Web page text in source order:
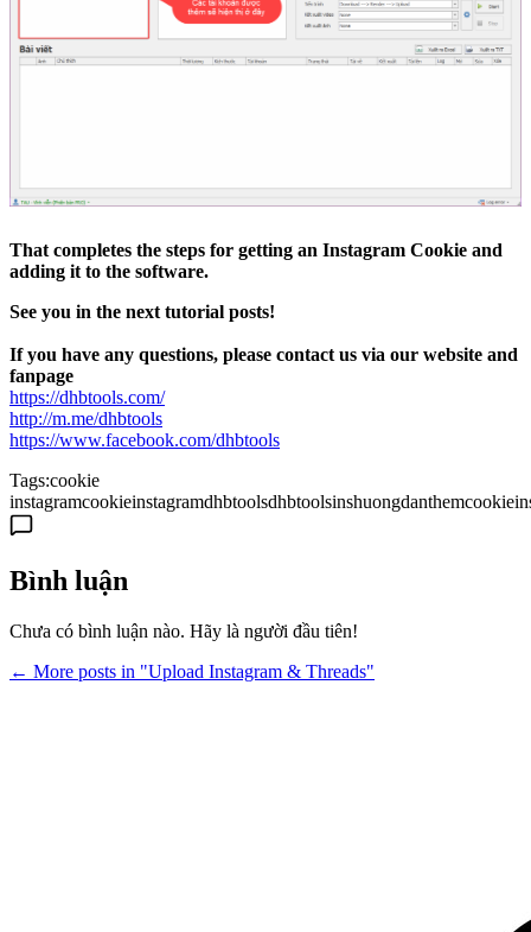
That completes the steps for getting an Instagram Cookie and
adding it to the software.
See you in the next tutorial posts!
If you have any questions, please contact us via our website and
fanpage
https://dhbtools.com/
http://m.me/dhbtools
https://www.facebook.com/dhbtools
Tags:cookie
instagramcookieinstagramdhbtoolsdhbtoolsinshuongdanthemcookie
Bình luận
Chưa có bình luận nào. Hãy là người đầu tiên!
← More posts in "Upload Instagram & Threads"